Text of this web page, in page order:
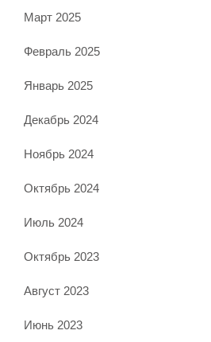
Март 2025
Февраль 2025
Январь 2025
Декабрь 2024
Ноябрь 2024
Октябрь 2024
Июль 2024
Октябрь 2023
Август 2023
Июнь 2023